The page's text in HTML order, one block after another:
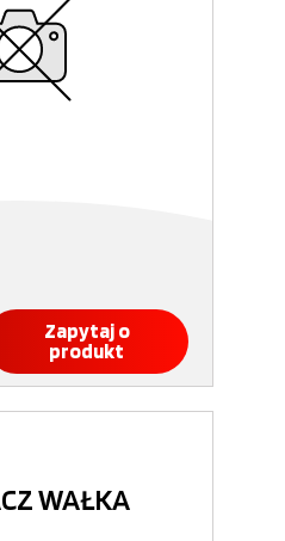
Zapytaj o
produkt
WAŁKA